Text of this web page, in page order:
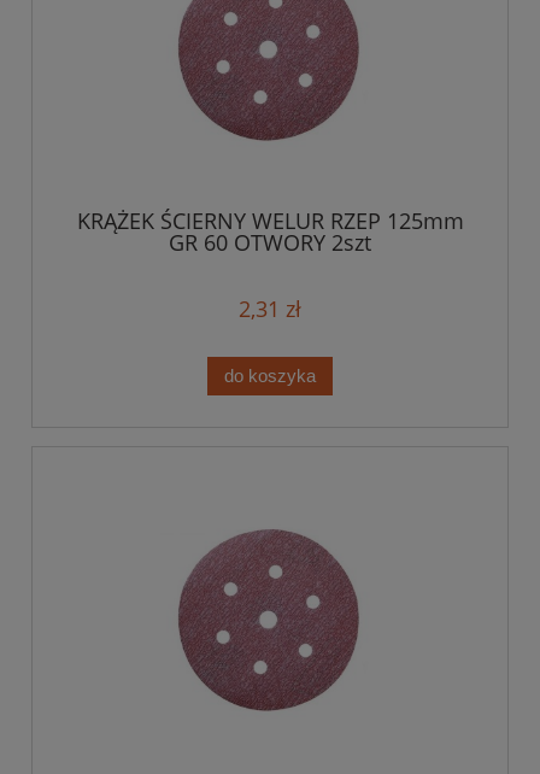
KRĄŻEK ŚCIERNY WELUR RZEP 125mm
GR 60 OTWORY 2szt
2,31 zł
do koszyka